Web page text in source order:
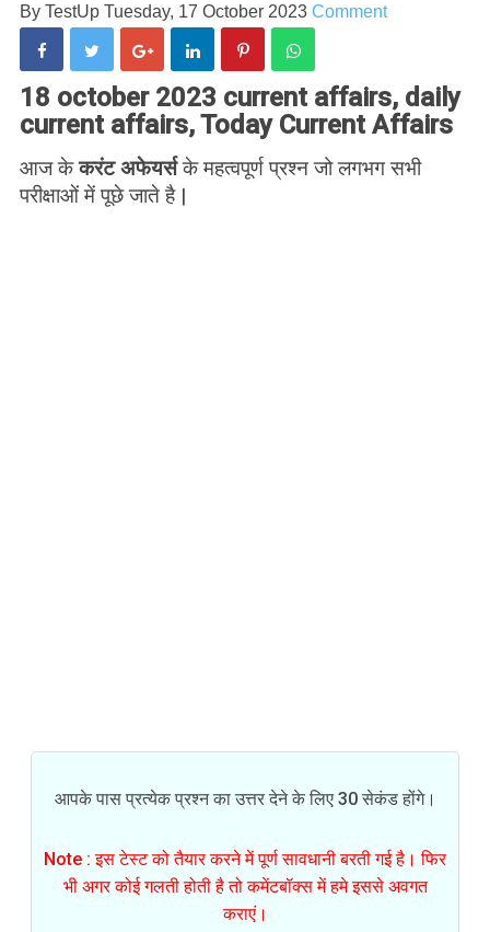
By TestUp Tuesday, 17 October 2023 Comment
18 october 2023 current affairs, daily
current affairs, Today Current Affairs
आज केकरंट अफेयर्सके महत्वपूर्ण प्रश्न जो लगभग सभी
परीक्षाओं में पूछे जाते है |
आपके पास प्रत्येक प्रश्न का उत्तर देने के लिए 30 सेकंड होंगे।
Note : इस टेस्ट को तैयार करने में पूर्ण सावधानी बरती गई है। फिर
भी अगर कोई गलती होती है तो कमेंटबॉक्स में हमे इससे अवगत
कराएं।